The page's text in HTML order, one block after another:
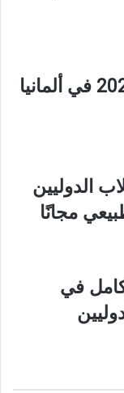
برنامج ماكس بلانك للتدريب 2027 في ألمانيا
الدوليين
في